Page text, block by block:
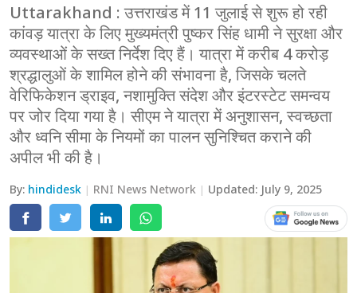
Uttarakhand : उत्तराखंड में 11 जुलाई से शुरू हो रही
कांवड़ यात्रा के लिए मुख्यमंत्री पुष्कर सिंह धामी ने सुरक्षा और
व्यवस्थाओं के सख्त निर्देश दिए हैं। यात्रा में करीब 4 करोड़
श्रद्धालुओं के शामिल होने की संभावना है, जिसके चलते
वेरिफिकेशन ड्राइव, नशामुक्ति संदेश और इंटरस्टेट समन्वय
पर जोर दिया गया है। सीएम ने यात्रा में अनुशासन, स्वच्छता
और ध्वनि सीमा के नियमों का पालन सुनिश्चित कराने की
अपील भी की है।
By: hindidesk RNI News Network Updated: July 9, 2025
प्रयागराज
मेरठ
लखनऊ
उत्तराखंड
अल्मोड़ा
चंपावत
चमोली